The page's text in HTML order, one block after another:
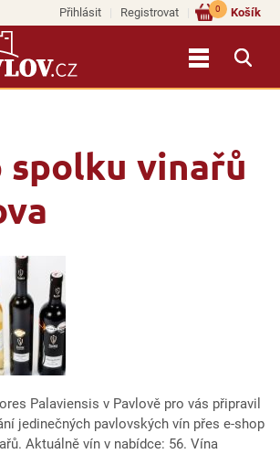
Přihlásit Registrovat Košík
0
spolku vinařů
Palaviensis v Pavlově pro vás připravil
jedinečných pavlovských vín přes e-shop
Aktuálně vín v nabídce: 56. Vína